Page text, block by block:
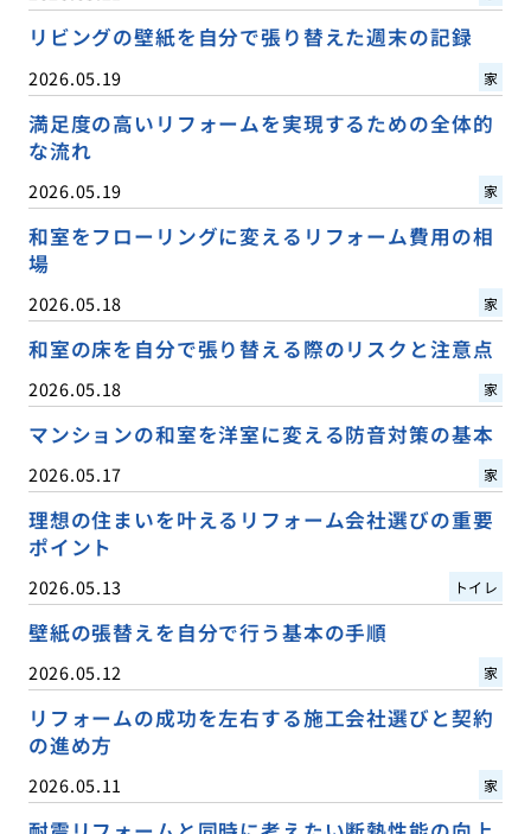
リビングの壁紙を自分で張り替えた週末の記録
2026.05.19 家
満足度の高いリフォームを実現するための全体的
な流れ
2026.05.19 家
和室をフローリングに変えるリフォーム費用の相
場
2026.05.18 家
和室の床を自分で張り替える際のリスクと注意点
2026.05.18 家
マンションの和室を洋室に変える防音対策の基本
2026.05.17 家
理想の住まいを叶えるリフォーム会社選びの重要
ポイント
2026.05.13 トイレ
壁紙の張替えを自分で行う基本の手順
2026.05.12 家
リフォームの成功を左右する施工会社選びと契約
の進め方
2026.05.11 家